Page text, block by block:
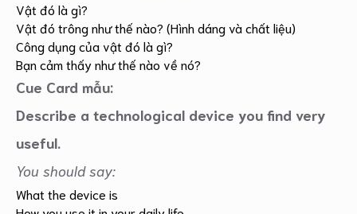
Vật đó là gì?
Vật đó trông như thế nào? (Hình dáng và chất liệu)
Công dụng của vật đó là gì?
Bạn cảm thấy như thế nào về nó?
Cue Card mẫu:
Describe a technological device you find very
useful.
You should say:
What the device is